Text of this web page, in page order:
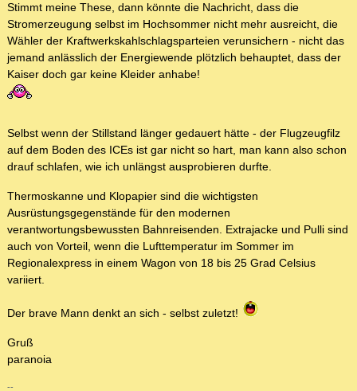
Stimmt meine These, dann könnte die Nachricht, dass die
Stromerzeugung selbst im Hochsommer nicht mehr ausreicht, die
Wähler der Kraftwerkskahlschlagsparteien verunsichern - nicht das
jemand anlässlich der Energiewende plötzlich behauptet, dass der
Kaiser doch gar keine Kleider anhabe!
Selbst wenn der Stillstand länger gedauert hätte - der Flugzeugfilz
auf dem Boden des ICEs ist gar nicht so hart, man kann also schon
drauf schlafen, wie ich unlängst ausprobieren durfte.
Thermoskanne und Klopapier sind die wichtigsten
Ausrüstungsgegenstände für den modernen
verantwortungsbewussten Bahnreisenden. Extrajacke und Pulli sind
auch von Vorteil, wenn die Lufttemperatur im Sommer im
Regionalexpress in einem Wagon von 18 bis 25 Grad Celsius
variiert.
Der brave Mann denkt an sich - selbst zuletzt!
Gruß
paranoia
--